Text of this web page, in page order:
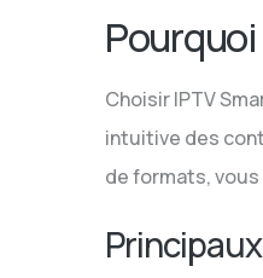
Choisir IPTV
intuitive des
de formats,